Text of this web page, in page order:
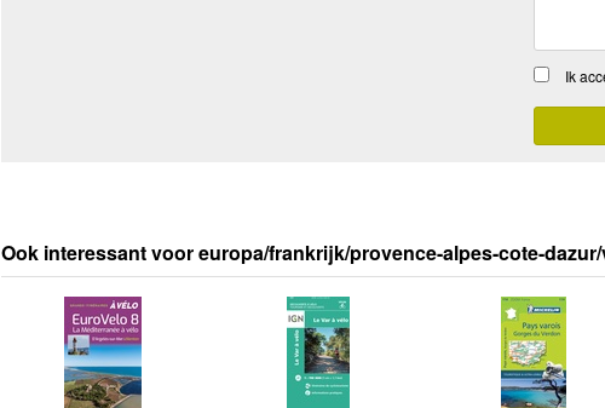
Ik
Ook interessant voor europa/frankrijk/provence-alpes-cote-